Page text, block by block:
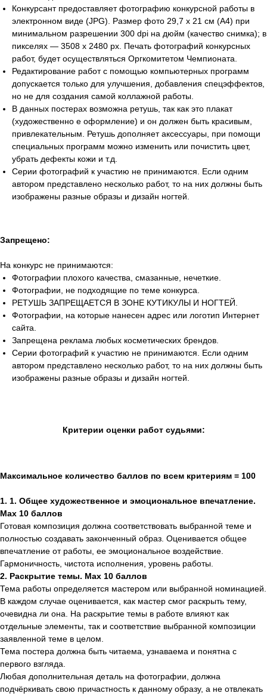
️Конкурсант предоставляет фотографию конкурсной работы в
электронном виде (JPG). Размер фото 29,7 х 21 см (А4) при
минимальном разрешении 300 dpi на дюйм (качество снимка); в
пикселях — 3508 х 2480 px. Печать фотографий конкурсных
работ, будет осуществляться Оргкомитетом Чемпионата.
Редактирование работ с помощью компьютерных программ
допускается только для улучшения, добавления спецэффектов,
но не для создания самой коллажной работы.
В данных постерах возможна ретушь, так как это плакат
(художественно е оформление) и он должен быть красивым,
привлекательным. Ретушь дополняет аксессуары, при помощи
специальных программ можно изменить или почистить цвет,
убрать дефекты кожи и т.д.
Серии фотографий к участию не принимаются. Если одним
автором представлено несколько работ, то на них должны быть
изображены разные образы и дизайн ногтей.
Запрещено:
На конкурс не принимаются:
Фотографии плохого качества, смазанные, нечеткие.
Фотографии, не подходящие по теме конкурса.
РЕТУШЬ ЗАПРЕЩАЕТСЯ В ЗОНЕ КУТИКУЛЫ И НОГТЕЙ.
Фотографии, на которые нанесен адрес или логотип Интернет
сайта.
Запрещена реклама любых косметических брендов.
Серии фотографий к участию не принимаются. Если одним
автором представлено несколько работ, то на них должны быть
изображены разные образы и дизайн ногтей.
Критерии оценки работ судьями:
Максимальное количество баллов по всем критериям = 100
1. 1. Общее художественное и эмоциональное впечатление.
Max 10 баллов
Готовая композиция должна соответствовать выбранной теме и
полностью создавать законченный образ. Оценивается общее
впечатление от работы, ее эмоциональное воздействие.
Гармоничность, чистота исполнения, уровень работы.
2. Раскрытие темы. Max 10 баллов
Тема работы определяется мастером или выбранной номинацией.
В каждом случае оценивается, как мастер смог раскрыть тему,
очевидна ли она. На раскрытие темы в работе влияют как
отдельные элементы, так и соответствие выбранной композиции
заявленной теме в целом.
Тема постера должна быть читаема, узнаваема и понятна с
первого взгляда.
Любая дополнительная деталь на фотографии, должна
подчёркивать свою причастность к данному образу, а не отвлекать